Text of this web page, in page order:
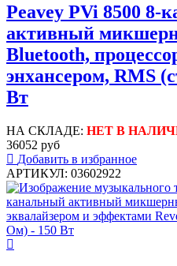
Peavey PVi 8500 8-
активный
Bluetooth,
энхансером, RMS
Вт
НА СКЛАДЕ: НЕТ В
36052 руб
Добавить в избранное
АРТИКУЛ: 03602922